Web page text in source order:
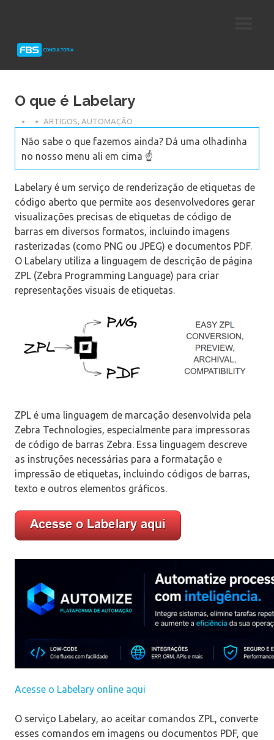
Protheus
O que é Labelary
ARTIGOS, AUTOMAÇÃO
Não sabe o que fazemos ainda? Dá uma olhadinha
no nosso menu ali em cima ☝️
Labelary é um serviço de renderização de etiquetas de
código aberto que permite aos desenvolvedores gerar
visualizações precisas de etiquetas de código de
barras em diversos formatos, incluindo imagens
rasterizadas (como PNG ou JPEG) e documentos PDF.
O Labelary utiliza a linguagem de descrição de página
ZPL (Zebra Programming Language) para criar
representações visuais de etiquetas.
ZPL é uma linguagem de marcação desenvolvida pela
Zebra Technologies, especialmente para impressoras
de código de barras Zebra. Essa linguagem descreve
as instruções necessárias para a formatação e
impressão de etiquetas, incluindo códigos de barras,
texto e outros elementos gráficos.
Acesse o Labelary online aqui
O serviço Labelary, ao aceitar comandos ZPL, converte
esses comandos em imagens ou documentos PDF, que